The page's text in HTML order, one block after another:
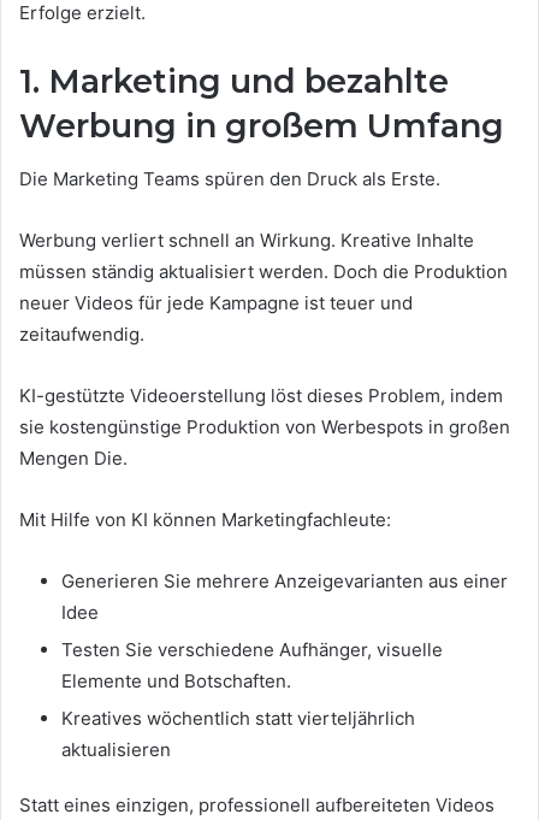
Erfolge erzielt.
1. Marketing und bezahlte
Werbung in großem Umfang
Die Marketing Teams spüren den Druck als Erste.
Werbung verliert schnell an Wirkung. Kreative Inhalte
müssen ständig aktualisiert werden. Doch die Produktion
neuer Videos für jede Kampagne ist teuer und
zeitaufwendig.
KI-gestützte Videoerstellung löst dieses Problem, indem
sie kostengünstige Produktion von Werbespots in großen
Mengen Die.
Mit Hilfe von KI können Marketingfachleute:
Generieren Sie mehrere Anzeigevarianten aus einer
Idee
Testen Sie verschiedene Aufhänger, visuelle
Elemente und Botschaften.
Kreatives wöchentlich statt vierteljährlich
aktualisieren
Statt eines einzigen, professionell aufbereiteten Videos